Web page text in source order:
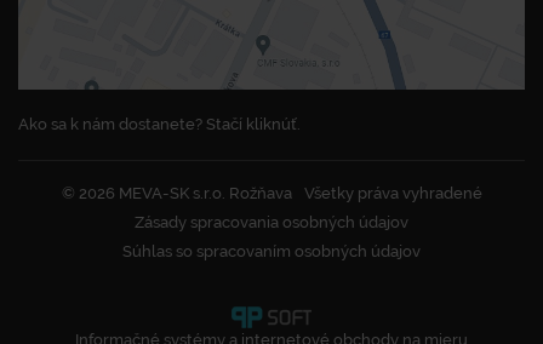
Ako sa k nám dostanete? Stačí kliknúť.
© 2026 MEVA-SK s.r.o. Rožňava
Všetky práva vyhradené
Zásady spracovania osobných údajov
Súhlas so spracovaním osobných údajov
Informačné systémy a internetové obchody na mieru